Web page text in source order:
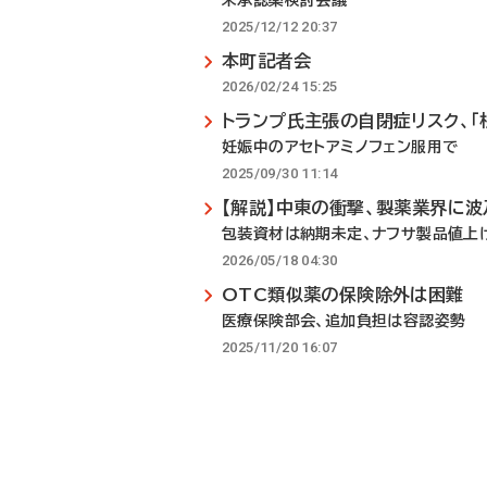
2025/12/12 20:37
本町記者会
2026/02/24 15:25
トランプ氏主張の自閉症リスク、「
妊娠中のアセトアミノフェン服用で
2025/09/30 11:14
【解説】中東の衝撃、製薬業界に波
包装資材は納期未定、ナフサ製品値上
2026/05/18 04:30
OTC類似薬の保険除外は困難
医療保険部会、追加負担は容認姿勢
2025/11/20 16:07